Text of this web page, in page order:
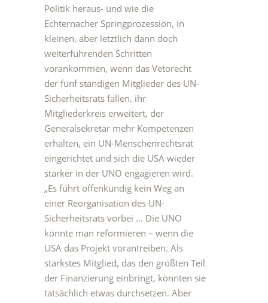
Politik heraus- und wie die
Echternacher Springprozession, in
kleinen, aber letztlich dann doch
weiterführenden Schritten
vorankommen, wenn das Vetorecht
der fünf ständigen Mitglieder des UN-
Sicherheitsrats fallen, ihr
Mitgliederkreis erweitert, der
Generalsekretär mehr Kompetenzen
erhalten, ein UN-Menschenrechtsrat
eingerichtet und sich die USA wieder
stärker in der UNO engagieren wird.
„Es führt offenkundig kein Weg an
einer Reorganisation des UN-
Sicherheitsrats vorbei … Die UNO
könnte man reformieren – wenn die
USA das Projekt vorantreiben. Als
stärkstes Mitglied, das den größten Teil
der Finanzierung einbringt, könnten sie
tatsächlich etwas durchsetzen. Aber